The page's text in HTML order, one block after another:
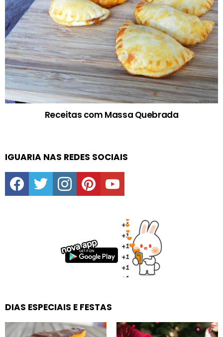
Receitas com Massa Quebrada
IGUARIA NAS REDES SOCIAIS
facebooktwitter instagrampinterestyoutube
DIAS ESPECIAIS E FESTAS